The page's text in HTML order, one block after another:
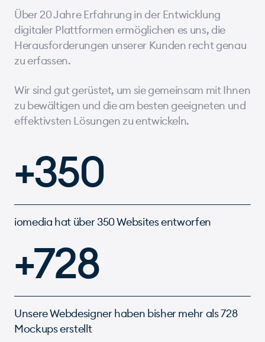
Über 20 Jahre Erfahrung in der Entwicklung
digitaler Plattformen ermöglichen es uns, die
Herausforderungen unserer Kunden recht genau
zu erfassen.
Wir sind gut gerüstet, um sie gemeinsam mit Ihnen
zu bewältigen und die am besten geeigneten und
effektivsten Lösungen zu entwickeln.
+350
iomedia hat über 350 Websites entworfen
+728
Unsere Webdesigner haben bisher mehr als 728
Mockups erstellt